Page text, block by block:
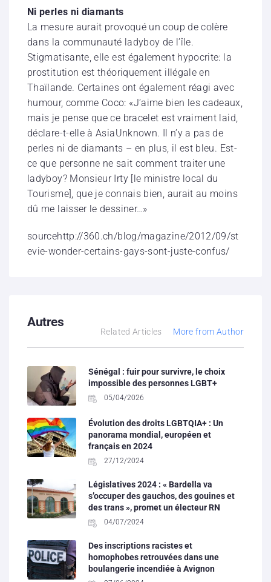
Ni perles ni diamants
La mesure aurait provoqué un coup de colère
dans la communauté ladyboy de l’île.
Stigmatisante, elle est également hypocrite: la
prostitution est théoriquement illégale en
Thaïlande. Certaines ont également réagi avec
humour, comme Coco: «J’aime bien les cadeaux,
mais je pense que ce bracelet est vraiment laid,
déclare-t-elle à AsiaUnknown. Il n’y a pas de
perles ni de diamants – en plus, il est bleu. Est-
ce que personne ne sait comment traiter une
ladyboy? Monsieur Irty [le ministre local du
Tourisme], que je connais bien, aurait au moins
dû me laisser le dessiner…»
sourcehttp://360.ch/blog/magazine/2012/09/st
evie-wonder-certains-gays-sont-juste-confus/
Autres
Related Articles More from Author
Sénégal : fuir pour survivre, le choix
impossible des personnes LGBT+
05/04/2026
Évolution des droits LGBTQIA+ : Un
panorama mondial, européen et
français en 2024
27/12/2024
Législatives 2024 : « Bardella va
s’occuper des gauchos, des gouines et
des trans », promet un électeur RN
04/07/2024
Des inscriptions racistes et
homophobes retrouvées dans une
boulangerie incendiée à Avignon